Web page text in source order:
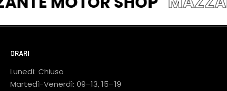
ORARI
Lunedì: Chiuso
Martedì-Venerdì: 09–13, 15–19